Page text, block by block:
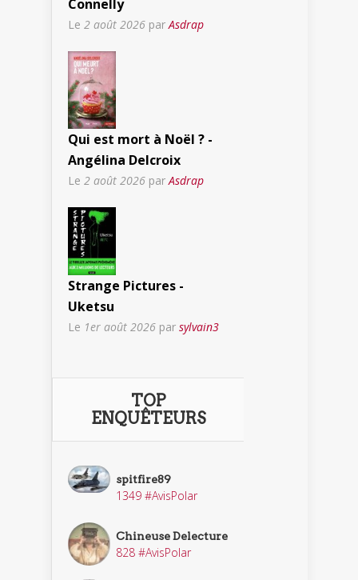
Connelly
Le 2 août 2026 parAsdrap
Qui est mort à Noël ? -
Angélina Delcroix
Le 2 août 2026 par Asdrap
Strange Pictures -
Uketsu
Le 1er août 2026 par sylvain3
TOP
ENQUÊTEURS
spitfire89
1349 #AvisPolar
Chineuse Delecture
828 #AvisPolar